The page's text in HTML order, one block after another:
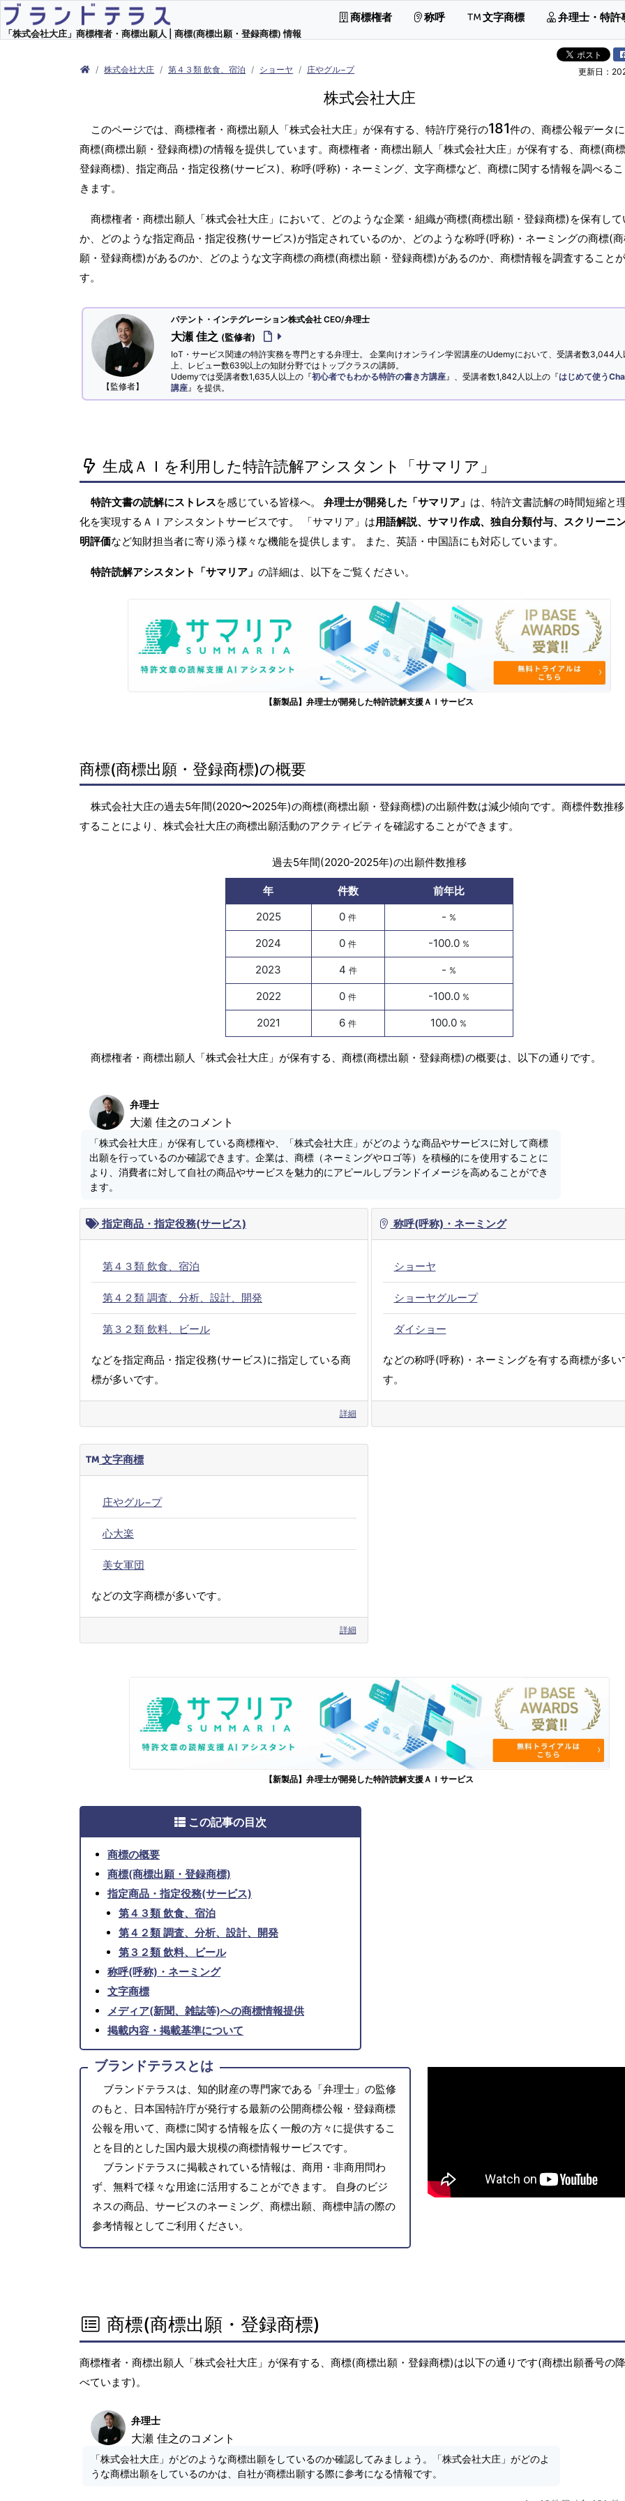
「株式会社大庄」商標権者・商標出願人 | 商標(商標出願・登録商標) 情報
商標権者 称呼 文字商標 弁理士・特許
株式会社大庄 第４３類 飲食、宿泊 ショーヤ 庄やグル−プ 更新日：
株式会社大庄
このページでは、商標権者・商標出願人「株式会社大庄」が保有する、特許庁発行の181件の、商標公報データ
商標(商標出願・登録商標)の情報を提供しています。商標権者・商標出願人「株式会社大庄」が保有する、商標(商
登録商標)、指定商品・指定役務(サービス)、称呼(呼称)・ネーミング、文字商標など、商標に関する情報を調べる
きます。
商標権者・商標出願人「株式会社大庄」において、どのような企業・組織が商標(商標出願・登録商標)を保有して
か、どのような指定商品・指定役務(サービス)が指定されているのか、どのような称呼(呼称)・ネーミングの商標(
願・登録商標)があるのか、どのような文字商標の商標(商標出願・登録商標)があるのか、商標情報を調査すること
す。
【監修者】
パテント・インテグレーション株式会社 CEO/弁理士
大瀬 佳之 (監修者)
IoT・サービス関連の特許実務を専門とする弁理士。 企業向けオンライン学習講座のUdemyにおいて、受講者数3,044人
上、レビュー数639以上の知財分野ではトップクラスの講師。
Udemyでは受講者数1,635人以上の『初心者でもわかる特許の書き方講座 』、受講者数1,842人以上の『はじめて使う
講座 』を提供。
生成ＡＩを利用した特許読解アシスタント「サマリア」
特許文書の読解にストレスを感じている皆様へ。 弁理士が開発した「サマリア」 は、特許文書読解の時間短縮と
化を実現するＡＩアシスタントサービスです。 「サマリア」は用語解説、サマリ作成、独自分類付与、スクリーニ
明評価など知財担当者に寄り添う様々な機能を提供します。 また、英語・中国語にも対応しています。
特許読解アシスタント「サマリア」 の詳細は、以下をご覧ください。
【新製品】弁理士が開発した特許読解支援ＡＩサービス
商標(商標出願・登録商標)の概要
株式会社大庄の過去5年間(2020〜2025年)の商標(商標出願・登録商標)の出願件数は減少傾向です。商標件数推
することにより、株式会社大庄の商標出願活動のアクティビティを確認することができます。
過去5年間(2020-2025年)の出願件数推移
年 件数
前年比
2025
0件 - %
2024 0件 -100.0 %
2023 4 件 - %
2022 0件 -100.0 %
2021 6件 100.0 %
商標権者・商標出願人「株式会社大庄」が保有する、商標(商標出願・登録商標)の概要は、以下の通りです。
弁理士
大瀬 佳之のコメント
「株式会社大庄」が保有している商標権や、「株式会社大庄」がどのような商品やサービスに対して商標
出願を行っているのか確認できます。企業は、商標（ネーミングやロゴ等）を積極的にを使用することに
より、消費者に対して自社の商品やサービスを魅力的にアピールしブランドイメージを高めることができ
ます。
指定商品・指定役務(サービス)
第４３類 飲食、宿泊
第４２類 調査、分析、設計、開発
第３２類 飲料、ビール
などを指定商品・指定役務(サービス)に指定している商
標が多いです。
詳細
称呼(呼称)・ネーミング
ショーヤ
ショーヤグループ
ダイショー
などの称呼(呼称)・ネーミングを有する商標が多い
す。
文字商標
庄やグル−プ
心大楽
美女軍団
などの文字商標が多いです。
詳細
【新製品】弁理士が開発した特許読解支援ＡＩサービス
この記事の目次
商標の概要
商標(商標出願・登録商標)
指定商品・指定役務(サービス)
第４３類 飲食、宿泊
第４２類 調査、分析、設計、開発
第３２類 飲料、ビール
称呼(呼称)・ネーミング
文字商標
メディア(新聞、雑誌等)への商標情報提供
掲載内容・掲載基準について
ブランドテラスとは
ブランドテラスは、知的財産の専門家である「弁理士」の監修
のもと、日本国特許庁が発行する最新の公開商標公報・登録商標
公報を用いて、商標に関する情報を広く一般の方々に提供するこ
とを目的とした国内最大規模の商標情報サービスです。
ブランドテラスに掲載されている情報は、商用・非商用問わ
ず、無料で様々な用途に活用することができます。 自身のビジ
ネスの商品、サービスのネーミング、商標出願、商標申請の際の
参考情報としてご利用ください。
商標(商標出願・登録商標)
商標権者・商標出願人「株式会社大庄」が保有する、商標(商標出願・登録商標)は以下の通りです(商標出願番号の
べています)。
弁理士
大瀬 佳之のコメント
「株式会社大庄」がどのような商標出願をしているのか確認してみましょう。「株式会社大庄」がどのよ
うな商標出願をしているのかは、自社が商標出願する際に参考になる情報です。